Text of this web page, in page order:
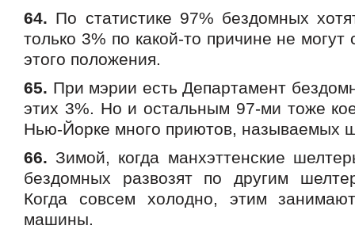
64. По статистике 97% бездомных
только 3% по какой-то причине не могут
этого положения.
65. При мэрии есть Департамент
этих 3%. Но и остальным 97-ми тоже
Нью-Йорке много приютов, называемых
66. Зимой, когда манхэттенские
бездомных развозят по другим
Когда совсем холодно, этим
машины.